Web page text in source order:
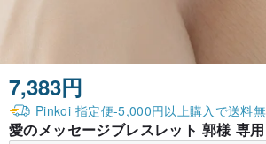
7,383円
Pinkoi 指定便-5,000円以上購入で送料
愛のメッセージブレスレット 郭様 専